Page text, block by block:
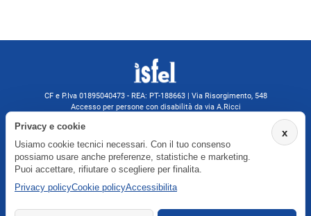
CF e P.Iva 01895040473 - REA: PT-188663 | Via Risorgimento, 548
Accesso per persone con disabilità da via A.Ricci
isfel@pec.it
Informativa privacy
x
Privacy e cookie
Usiamo cookie tecnici necessari. Con il tuo consenso
possiamo usare anche preferenze, statistiche e marketing.
Puoi accettare, rifiutare o scegliere per finalita.
Privacy policyCookie policyAccessibilita